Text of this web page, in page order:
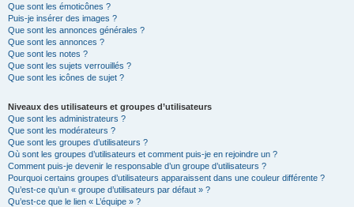
Que sont les émoticônes ?
Puis-je insérer des images ?
Que sont les annonces générales ?
Que sont les annonces ?
Que sont les notes ?
Que sont les sujets verrouillés ?
Que sont les icônes de sujet ?
Niveaux des utilisateurs et groupes d’utilisateurs
Que sont les administrateurs ?
Que sont les modérateurs ?
Que sont les groupes d’utilisateurs ?
Où sont les groupes d’utilisateurs et comment puis-je en rejoindre un ?
Comment puis-je devenir le responsable d’un groupe d’utilisateurs ?
Pourquoi certains groupes d’utilisateurs apparaissent dans une couleur différente ?
Qu’est-ce qu’un « groupe d’utilisateurs par défaut » ?
Qu’est-ce que le lien « L’équipe » ?